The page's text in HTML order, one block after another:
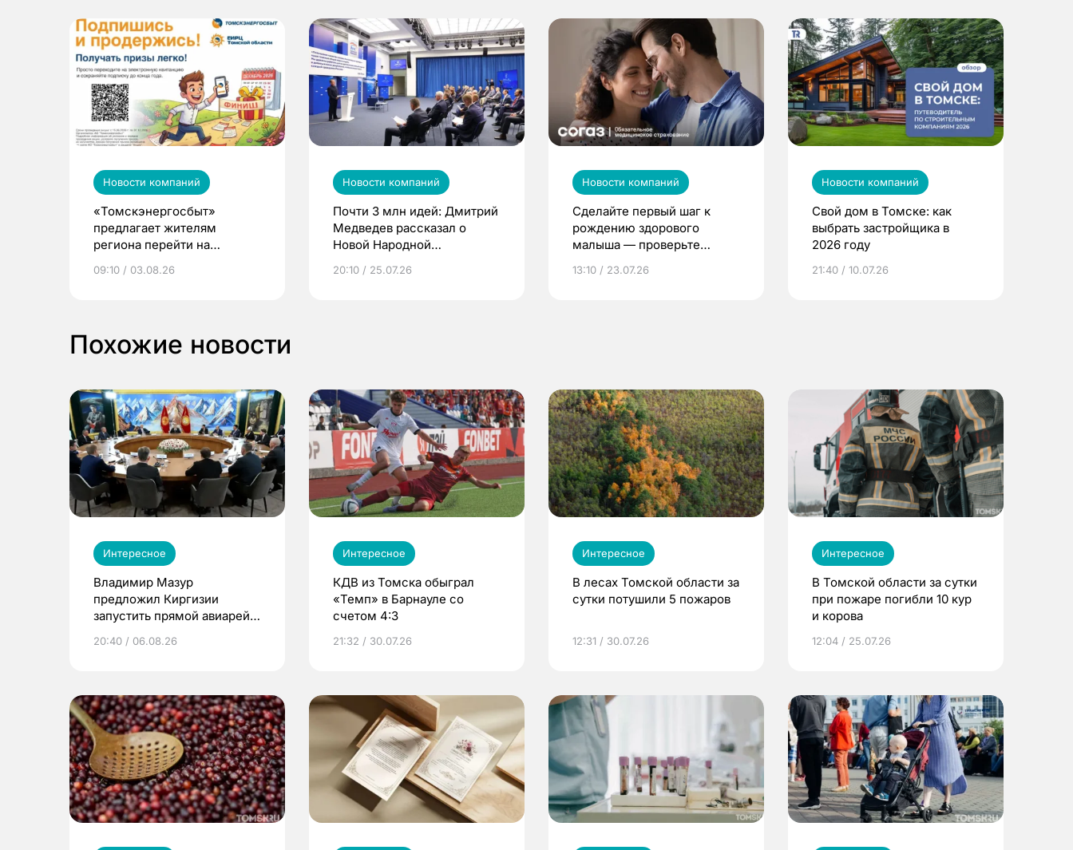
Новости компаний
«Томскэнергосбыт»
предлагает жителям
региона перейти на
выиграть призы
09:10 / 03.08.26
Новости компаний
Почти 3 млн идей: Дмитрий
Медведев рассказал о
Новой Народной
20:10 / 25.07.26
Новости компаний
Сделайте первый шаг к
рождению здорового
малыша — проверьте
по ОМС!
13:10 / 23.07.26
Новости компаний
Свой дом в Томске: как
выбрать застройщика в
2026 году
21:40 / 10.07.26
Похожие новости
Интересное
Владимир Мазур
предложил Киргизии
запустить прямой авиарейс
20:40 / 06.08.26
Интересное
КДВ из Томска обыграл
«Темп» в Барнауле со
счетом 4:3
21:32 / 30.07.26
Интересное
В лесах Томской области за
сутки потушили 5 пожаров
12:31 / 30.07.26
Интересное
В Томской области за сутки
при пожаре погибли 10 кур
и корова
12:04 / 25.07.26